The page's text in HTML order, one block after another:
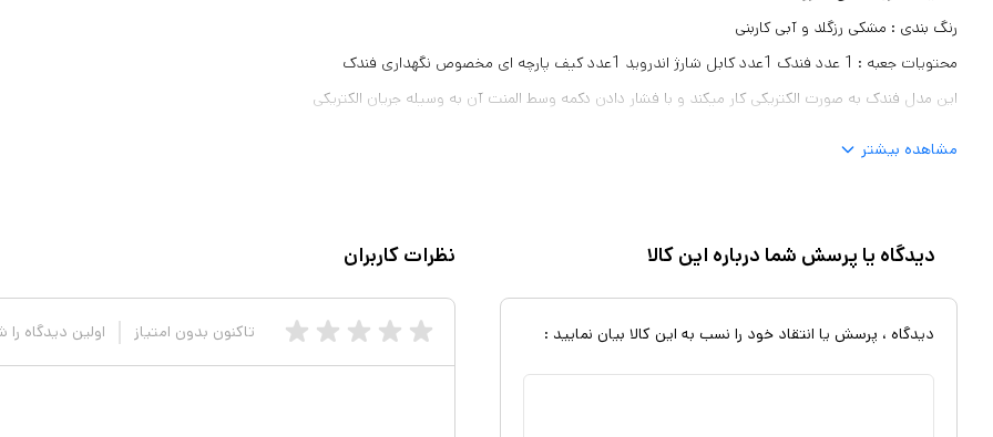
رنگ بندی : مشکی رزگلد و آبی کاربنی
محتویات جعبه : 1 عدد فندک 1عدد کابل شارژ اندروید 1عدد کیف پارچه ای مخصوص نگهداری فندک
این مدل فندک به صورت الکتریکی کار میکند و با فشار دادن دکمه وسط المنت آن به وسیله جریان الکتریکی
مشاهده بیشتر
دیدگاه یا پرسش شما درباره این کالا
دیدگاه ، پرسش یا انتقاد خود را نسب به این کالا بیان نمایید :
نظرات کاربران
تاکنون بدون امتیاز اولین دیدگاه